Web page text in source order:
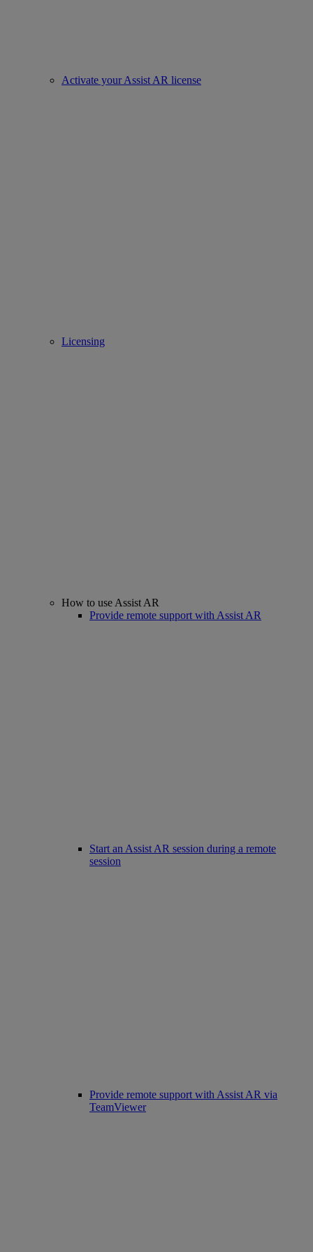
Activate your Assist AR license
Licensing
How to use Assist AR
Provide remote support with Assist AR
Start an Assist AR session during a remote
session
Provide remote support with Assist AR via
TeamViewer